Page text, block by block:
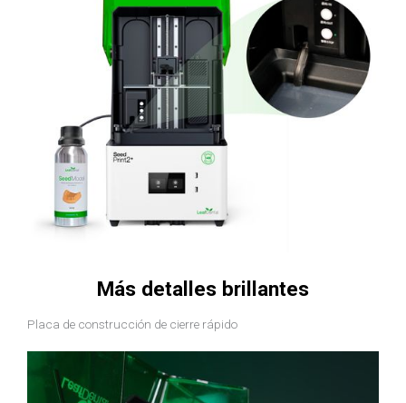
Más detalles brillantes
Placa de construcción de cierre rápido